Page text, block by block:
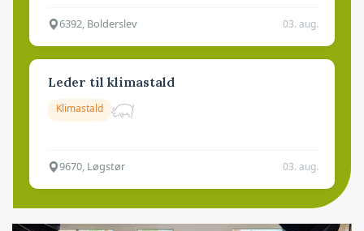
6392, Bolderslev 03. aug.
Leder til klimastald
Klimastald
9670, Løgstør 03. aug.